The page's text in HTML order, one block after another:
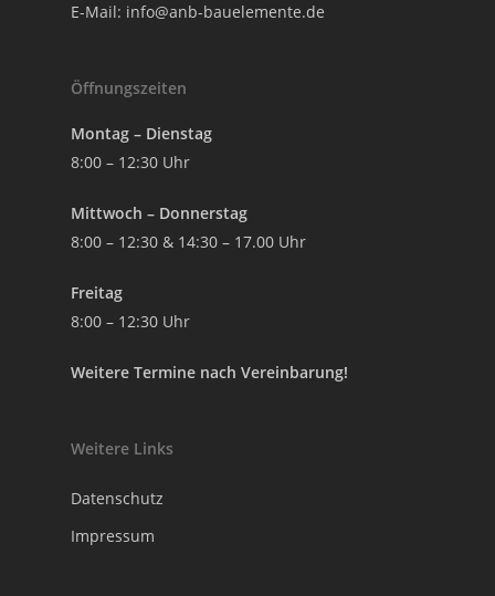
E-Mail: info@anb-bauelemente.de
Öffnungszeiten
Montag – Dienstag
8:00 – 12:30 Uhr
Mittwoch – Donnerstag
8:00 – 12:30 & 14:30 – 17.00 Uhr
Freitag
8:00 – 12:30 Uhr
Weitere Termine nach Vereinbarung!
Weitere Links
Datenschutz
Impressum